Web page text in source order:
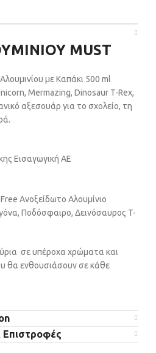
MUST
με Καπάκι 500 ml
Mermazing, Dinosaur T-Rex,
αξεσουάρ για το σχολείο, τη
Εισαγωγική ΑΕ
Ανοξείδωτο Αλουμίνιο
Ποδόσφαιρο, Δεινόσαυρος T-
σε υπέροχα χρώματα και
θα ενθουσιάσουν σε κάθε
Επιστροφές